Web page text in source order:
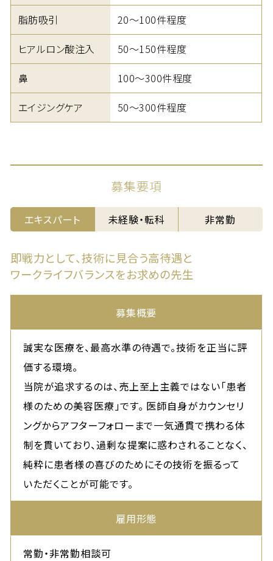
脂肪吸引
20～100件程度
ヒアルロン酸注入
50～150件程度
鼻
100～300件程度
エイジングケア
50～300件程度
募集要項
エキスパート 未経験・転科 非常勤
即戦力として、技術に見合う高待遇と
ワークライフバランスをお求めの先生
募集概要
誠実な医療を、最高水準の待遇で。技術を正当に評
価する環境。
当院が追求するのは、売上至上主義ではない「患者
様のための美容医療」です。 医師自身がカウンセリ
ングからアフターフォローまで一気通貫で携わる体
制を貫いており、過剰な提案に惑わされることなく、
純粋に患者様の喜びのためにその技術を振るって
いただくことが可能です。
雇用形態
常勤・非常勤相談可